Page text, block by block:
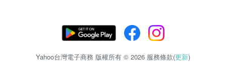
Yahoo台灣電子商務 版權所有 © 2026 服務條款(更新)